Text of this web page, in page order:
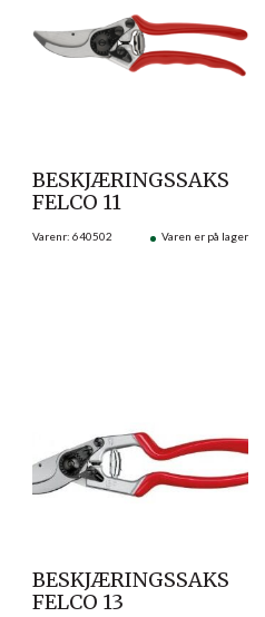
BESKJÆRINGSSAKS
FELCO 11
Varenr: 640502 Varen er på lager
BESKJÆRINGSSAKS
FELCO 13